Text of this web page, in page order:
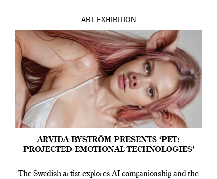
ART EXHIBITION
ARVIDA BYSTRÖM PRESENTS ‘PET:
PROJECTED EMOTIONAL TECHNOLOGIES’
The Swedish artist explores AI companionship and the